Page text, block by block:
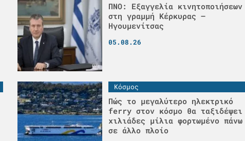
ΠΝΟ: Εξαγγελία κινητοποιήσεων
στη γραμμή Κέρκυρας –
Ηγουμενίτσας
05.08.26
Κόσμος
Πώς το μεγαλύτερο ηλεκτρικό
ferry στον κόσμο θα ταξιδέψει
χιλιάδες μίλια φορτωμένο πάνω
σε άλλο πλοίο